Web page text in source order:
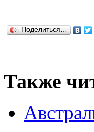
Поделиться…
Также